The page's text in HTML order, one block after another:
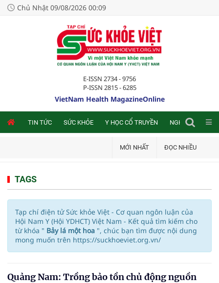
Chủ Nhật 09/08/2026 00:09
E-ISSN 2734 - 9756
P-ISSN 2815 - 6285
VietNam Health MagazineOnline
TIN TỨC SỨC KHỎE Y HỌC CỔ TRUYỀN NGHIÊN CỨU
MỚI NHẤT ĐỌC NHIỀU
TAGS
Tạp chí điện tử Sức khỏe Việt - Cơ quan ngôn luận của
Hội Nam Y (Hội YDHCT) Việt Nam - Kết quả tìm kiếm cho
từ khóa " Bảy lá một hoa ", chúc bạn tìm được nội dung
mong muốn trên https://suckhoeviet.org.vn/
Quảng Nam: Trồng bảo tồn chủ động nguồn